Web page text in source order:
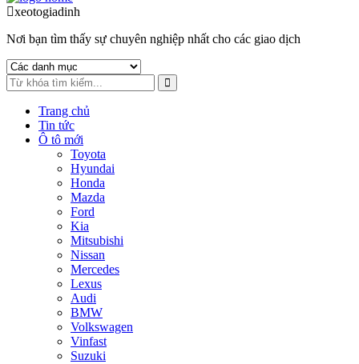
to
toxeotogiadinh
Nơi bạn tìm thấy sự chuyên nghiệp nhất cho các giao dịch
Trang chủ
Tin tức
Ô tô mới
Toyota
Hyundai
Honda
Mazda
Ford
Kia
Mitsubishi
Nissan
Mercedes
Lexus
Audi
BMW
Volkswagen
Vinfast
Suzuki